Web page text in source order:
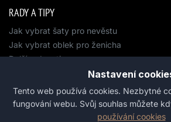
RADY A TIPY
Jak vybrat šaty pro nevěstu
Jak vybrat oblek pro ženicha
Další rady a tipy
Copyright © 2024 Svatební studio Dany
Nastavení
Tento web používá cookies. Nezbytné
fungování webu. Svůj souhlas můžete
používání cookies